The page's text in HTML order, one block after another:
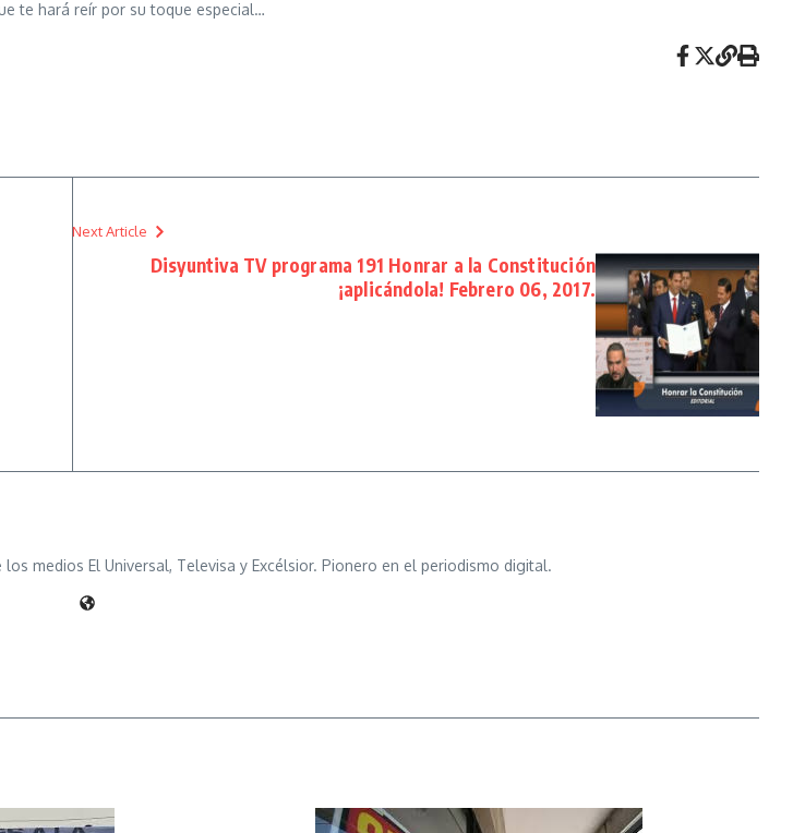
te hará reír por su toque especial…
Next Article
Disyuntiva TV programa 191 Honrar a la Constitución
¡aplicándola! Febrero 06, 2017.
medios El Universal, Televisa y Excélsior. Pionero en el periodismo digital.